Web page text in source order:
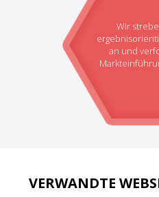
Wir
an und
VERWANDTE